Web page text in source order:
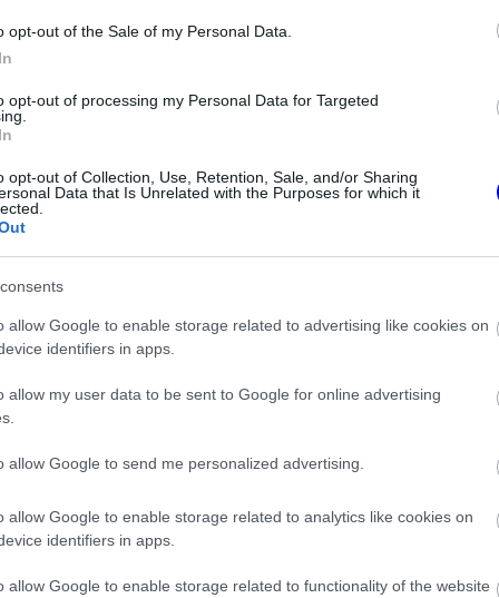
opt-out of the Sale of my Personal Data.
opt-out of processing my Personal Data for Targeted
opt-out of Collection, Use, Retention, Sale, and/or Sharing
Data that Is Unrelated with the Purposes for which it
allow Google to enable storage related to advertising like cookies on
identifiers in apps.
allow my user data to be sent to Google for online advertising
allow Google to send me personalized advertising.
allow Google to enable storage related to analytics like cookies on
identifiers in apps.
allow Google to enable storage related to functionality of the website
is indult már a Bol d'Or-on, volt ötödik és
sem sikerült végeznie. Az idei idényzárón
és az összetett harmadik hely
több műszaki problémát is le kellett
leckét, amit Hamiltontól és